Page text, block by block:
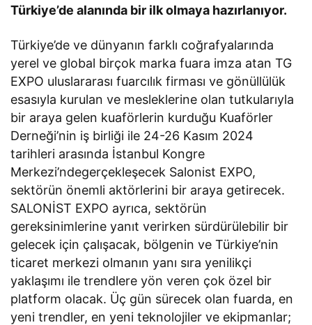
Türkiye’de alanında bir ilk olmaya hazırlanıyor.
Türkiye’de ve dünyanın farklı coğrafyalarında
yerel ve global birçok marka fuara imza atan TG
EXPO uluslararası fuarcılık firması ve gönüllülük
esasıyla kurulan ve mesleklerine olan tutkularıyla
bir araya gelen kuaförlerin kurduğu Kuaförler
Derneği’nin iş birliği ile 24-26 Kasım 2024
tarihleri arasında İstanbul Kongre
Merkezi’ndegerçekleşecek Salonist EXPO,
sektörün önemli aktörlerini bir araya getirecek.
SALONİST EXPO ayrıca, sektörün
gereksinimlerine yanıt verirken sürdürülebilir bir
gelecek için çalışacak, bölgenin ve Türkiye’nin
ticaret merkezi olmanın yanı sıra yenilikçi
yaklaşımı ile trendlere yön veren çok özel bir
platform olacak. Üç gün sürecek olan fuarda, en
yeni trendler, en yeni teknolojiler ve ekipmanlar;